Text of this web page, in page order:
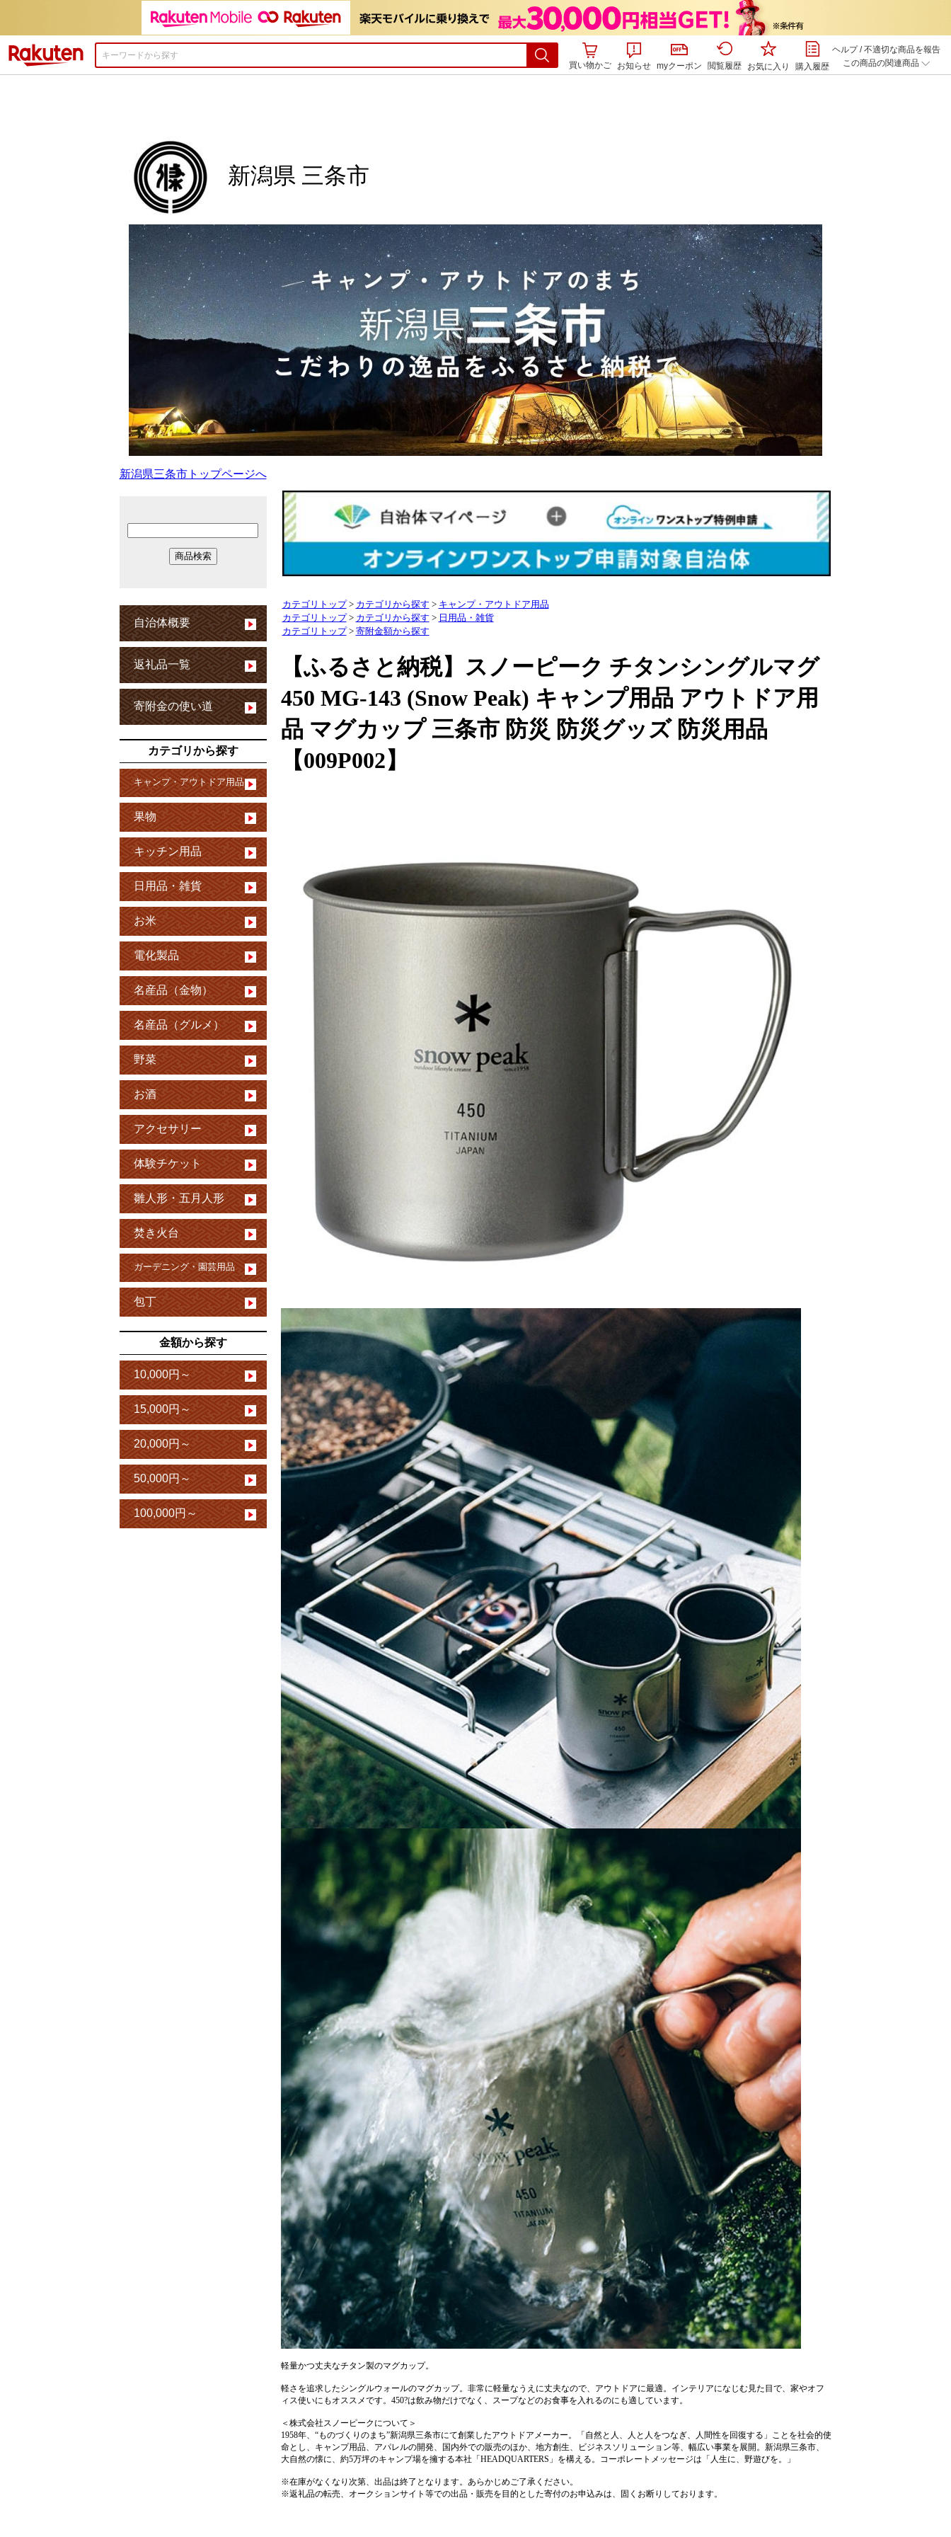
買い物かご
お知らせ myクーポン 閲覧履歴 お気に入り 購入履歴
ヘルプ/不適切な商品を報告
この商品の関連商品
新潟県 三条市
新潟県三条市トップページへ
自治体概要
返礼品一覧
寄附金の使い道
カテゴリから探す
キャンプ・アウトドア用品
果物
キッチン用品
日用品・雑貨
お米
電化製品
名産品（金物）
名産品（グルメ）
野菜
お酒
アクセサリー
体験チケット
雛人形・五月人形
焚き火台
ガーデニング・園芸用品
包丁
金額から探す
10,000円～
15,000円～
20,000円～
50,000円～
100,000円～
カテゴリトップ> カテゴリから探す > キャンプ・アウトドア用品
カテゴリトップ> カテゴリから探す > 日用品・雑貨
カテゴリトップ> 寄附金額から探す
【ふるさと納税】スノーピーク チタンシングルマグ
450 MG-143 (Snow Peak) キャンプ用品 アウトドア用
品 マグカップ 三条市 防災 防災グッズ 防災用品
【009P002】
軽量かつ丈夫なチタン製のマグカップ。
軽さを追求したシングルウォールのマグカップ。非常に軽量なうえに丈夫なので、アウトドアに最適。インテリアになじむ見た目で、家やオフ
ィス使いにもオススメです。450?は飲み物だけでなく、スープなどのお食事を入れるのにも適しています。
＜株式会社スノーピークについて＞
1958年、“ものづくりのまち”新潟県三条市にて創業したアウトドアメーカー。「自然と人、人と人をつなぎ、人間性を回復する」ことを社会的使
命とし、キャンプ用品、アパレルの開発、国内外での販売のほか、地方創生、ビジネスソリューション等、幅広い事業を展開。新潟県三条市、
大自然の懐に、約5万坪のキャンプ場を擁する本社「HEADQUARTERS」を構える。コーポレートメッセージは「人生に、野遊びを。」
※在庫がなくなり次第、出品は終了となります。あらかじめご了承ください。
※返礼品の転売、オークションサイト等での出品・販売を目的とした寄付のお申込みは、固くお断りしております。